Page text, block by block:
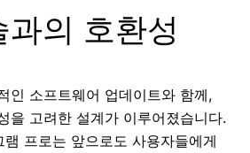
의 호환성
인 소프트웨어 업데이트와 함께,
을 고려한 설계가 이루어졌습니다.
프로는 앞으로도 사용자들에게